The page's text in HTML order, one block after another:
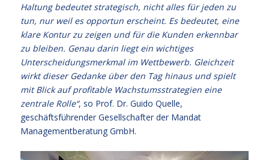
Haltung bedeutet strategisch, nicht alles für jeden zu
tun, nur weil es opportun erscheint. Es bedeutet, eine
klare Kontur zu zeigen und für die Kunden erkennbar
zu bleiben. Genau darin liegt ein wichtiges
Unterscheidungsmerkmal im Wettbewerb. Gleichzeit
wirkt dieser Gedanke über den Tag hinaus und spielt
mit Blick auf profitable Wachstumsstrategien eine
zentrale Rolle“, so Prof. Dr. Guido Quelle,
geschäftsführender Gesellschafter der Mandat
Managementberatung GmbH.